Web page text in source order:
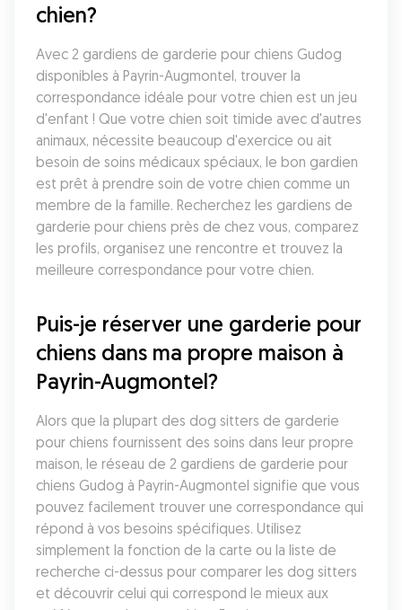
chien?
Avec 2 gardiens de garderie pour chiens Gudog
disponibles à Payrin-Augmontel, trouver la
correspondance idéale pour votre chien est un jeu
d'enfant ! Que votre chien soit timide avec d'autres
animaux, nécessite beaucoup d'exercice ou ait
besoin de soins médicaux spéciaux, le bon gardien
est prêt à prendre soin de votre chien comme un
membre de la famille. Recherchez les gardiens de
garderie pour chiens près de chez vous, comparez
les profils, organisez une rencontre et trouvez la
meilleure correspondance pour votre chien.
Puis-je réserver une garderie pour
chiens dans ma propre maison à
Payrin-Augmontel?
Alors que la plupart des dog sitters de garderie
pour chiens fournissent des soins dans leur propre
maison, le réseau de 2 gardiens de garderie pour
chiens Gudog à Payrin-Augmontel signifie que vous
pouvez facilement trouver une correspondance qui
répond à vos besoins spécifiques. Utilisez
simplement la fonction de la carte ou la liste de
recherche ci-dessus pour comparer les dog sitters
et découvrir celui qui correspond le mieux aux